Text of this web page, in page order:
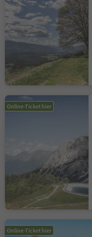
Online-Ticket hier
Online-Ticket hier